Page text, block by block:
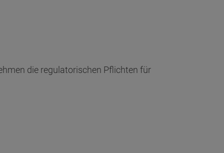
die regulatorischen Pflichten für